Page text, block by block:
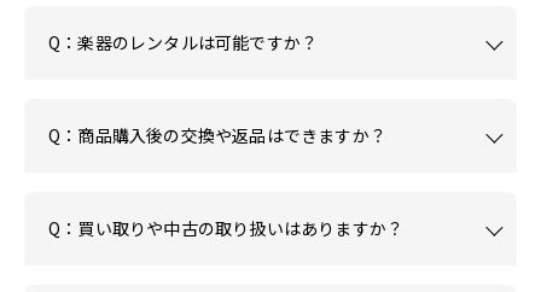
Q：楽器のレンタルは可能ですか？
Q：商品購入後の交換や返品はできますか？
Q：買い取りや中古の取り扱いはありますか？